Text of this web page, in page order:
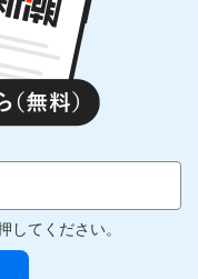
してください。